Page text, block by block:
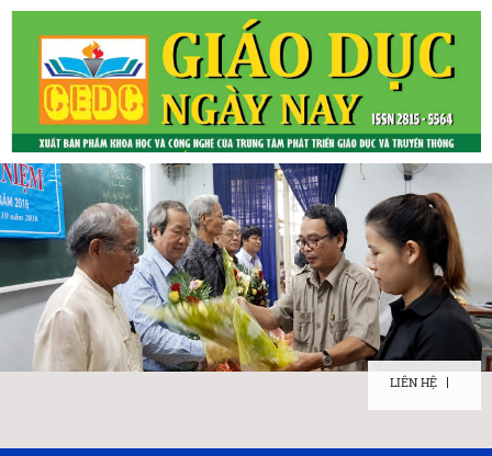
LIÊN HỆ